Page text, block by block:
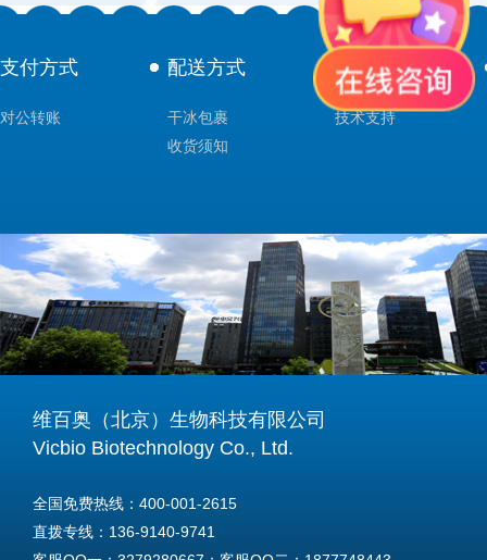
Abbexa AbD Serotec
支付方式
对公转账
配送方式
干冰包裹
收货须知
售后服务
技术支持
维百奥（北京）生物科技有限公司
Vicbio Biotechnology Co., Ltd.
全国免费热线：400-001-2615
直拨专线：136-9140-9741